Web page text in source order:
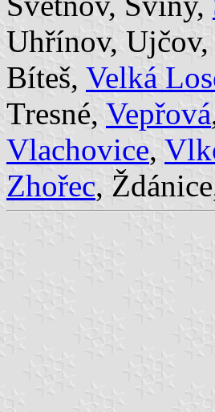
Uhřínov, Ujčov,
Bíteš, Velká
Tresné, Vepřová
Vlachovice,
Zhořec,